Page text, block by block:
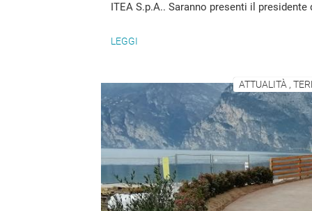
ITEA S.p.A.. Saranno presenti il
LEGGI
ATTUALITÀ ,